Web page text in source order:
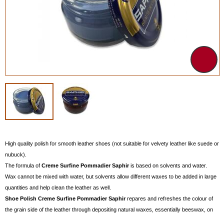
High quality polish for smooth leather shoes (not suitable for velvety leather like suede or
nubuck).
The formula of Creme Surfine Pommadier Saphiris based on solvents and water.
Wax cannot be mixed with water, but solvents allow different waxes to be added in large
quantities and help clean the leather as well.
Shoe Polish Creme Surfine Pommadier Saphirrepares and refreshes the colour of
the grain side of the leather through depositing natural waxes, essentially beeswax, on